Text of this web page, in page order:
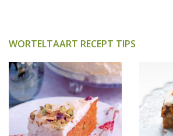
WORTELTAART RECEPT TIPS